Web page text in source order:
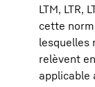
LTM, LTR,
cette
lesquelles
relèvent
applicable